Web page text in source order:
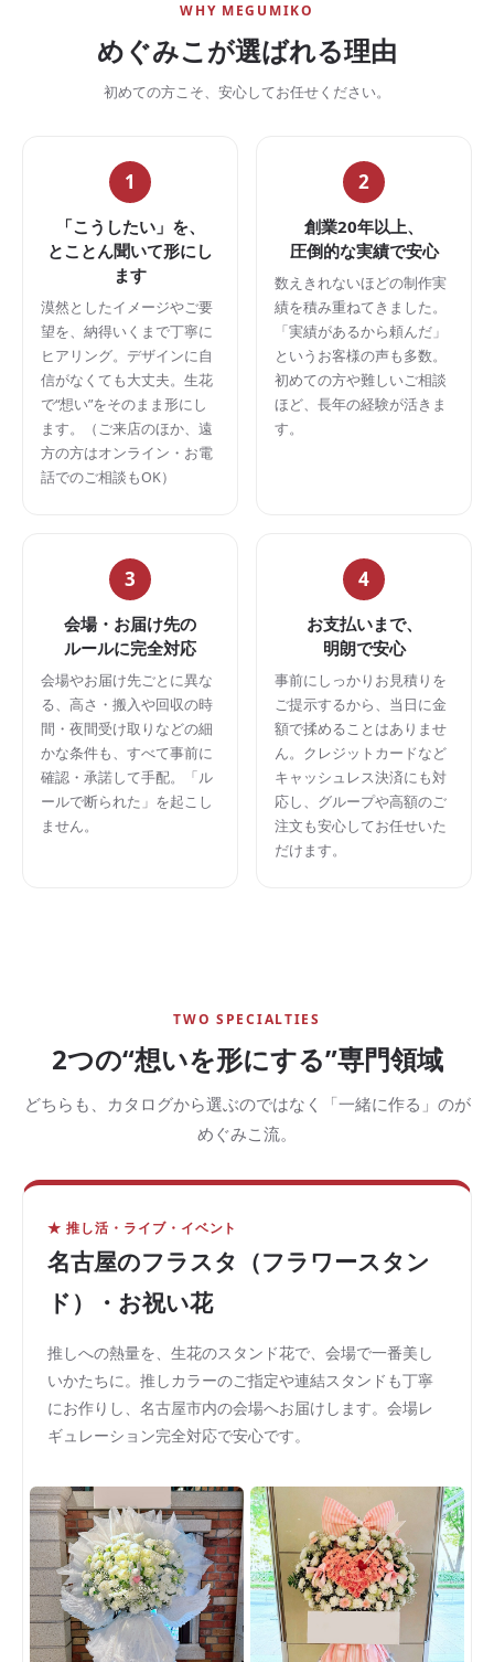
WHY MEGUMIKO
めぐみこが選ばれる理由
初めての方こそ、安心してお任せください。
1
「こうしたい」を、
とことん聞いて形にし
ます
漠然としたイメージやご要
望を、納得いくまで丁寧に
ヒアリング。デザインに自
信がなくても大丈夫。生花
で“想い”をそのまま形にし
ます。（ご来店のほか、遠
方の方はオンライン・お電
話でのご相談もOK）
2
創業20年以上、
圧倒的な実績で安心
数えきれないほどの制作実
績を積み重ねてきました。
「実績があるから頼んだ」
というお客様の声も多数。
初めての方や難しいご相談
ほど、長年の経験が活きま
す。
3
会場・お届け先の
ルールに完全対応
会場やお届け先ごとに異な
る、高さ・搬入や回収の時
間・夜間受け取りなどの細
かな条件も、すべて事前に
確認・承諾して手配。「ル
ールで断られた」を起こし
ません。
4
お支払いまで、
明朗で安心
事前にしっかりお見積りを
ご提示するから、当日に金
額で揉めることはありませ
ん。クレジットカードなど
キャッシュレス決済にも対
応し、グループや高額のご
注文も安心してお任せいた
だけます。
TWO SPECIALTIES
2つの“想いを形にする”専門領域
どちらも、カタログから選ぶのではなく「一緒に作る」のが
めぐみこ流。
★ 推し活・ライブ・イベント
名古屋のフラスタ（フラワースタン
ド）・お祝い花
推しへの熱量を、生花のスタンド花で、会場で一番美し
いかたちに。推しカラーのご指定や連結スタンドも丁寧
にお作りし、名古屋市内の会場へお届けします。会場レ
ギュレーション完全対応で安心です。